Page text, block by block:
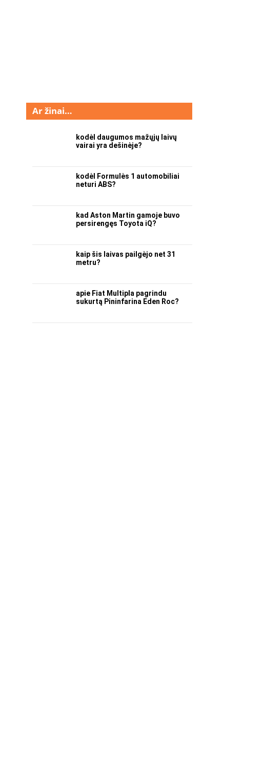
Ar žinai…
kodėl daugumos mažųjų laivų
vairai yra dešinėje?
kodėl Formulės 1 automobiliai
neturi ABS?
kad Aston Martin gamoje buvo
persirengęs Toyota iQ?
kaip šis laivas pailgėjo net 31
metru?
apie Fiat Multipla pagrindu
sukurtą Pininfarina Eden Roc?